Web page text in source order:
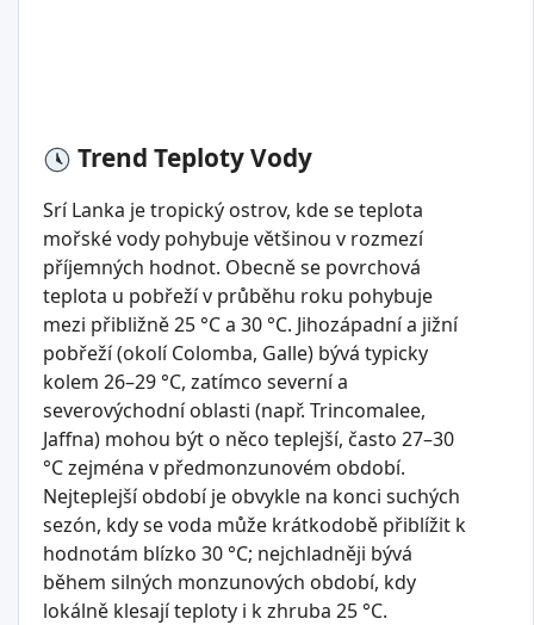
Trend Teploty Vody
Srí Lanka je tropický ostrov, kde se teplota
mořské vody pohybuje většinou v rozmezí
příjemných hodnot. Obecně se povrchová
teplota u pobřeží v průběhu roku pohybuje
mezi přibližně 25 °C a 30 °C. Jihozápadní a jižní
pobřeží (okolí Colomba, Galle) bývá typicky
kolem 26–29 °C, zatímco severní a
severovýchodní oblasti (např. Trincomalee,
Jaffna) mohou být o něco teplejší, často 27–30
°C zejména v předmonzunovém období.
Nejteplejší období je obvykle na konci suchých
sezón, kdy se voda může krátkodobě přiblížit k
hodnotám blízko 30 °C; nejchladněji bývá
během silných monzunových období, kdy
lokálně klesají teploty i k zhruba 25 °C.